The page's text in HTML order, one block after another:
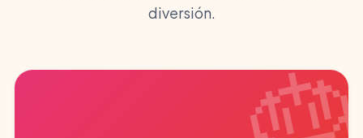
diversión.